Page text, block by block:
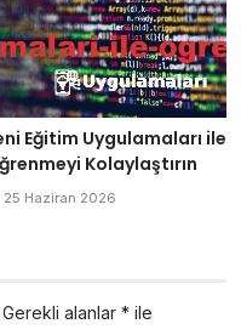
Eğitim Uygulamaları ile
Kolaylaştırın
25 Haziran 2026
Gerekli alanlar * ile